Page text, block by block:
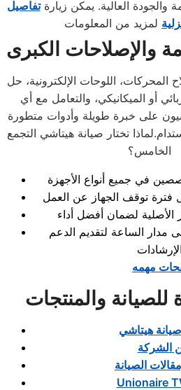
والجودة العالية. يمكن زيارةتفاصيل
والإصلاحات الكبرى
اللوحات الإلكترونية، حل
أو الميكانيكي، والتعامل مع أي
على خبرة طويلة وأدوات متطورة
تختار صيانة هيتاشي التجمع
الخامس؟
مدار الساعة لتقديم الدعم
مهمه
والمنتجات
هيتاشي
الشركة
الصيانة
Unionaire